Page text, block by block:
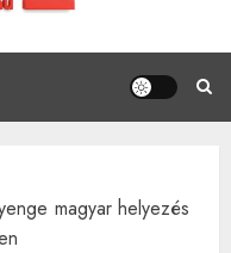
magyar helyezés